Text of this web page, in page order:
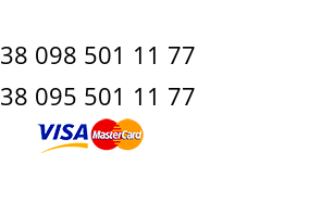
098 501 11 77
095 501 11 77